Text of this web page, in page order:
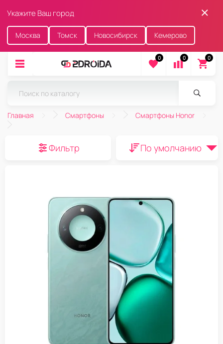
Укажите Ваш город
Москва Томск Новосибирск Кемерово
0 0 0
Главная Смартфоны Смартфоны Honor
Фильтр По умолчанию